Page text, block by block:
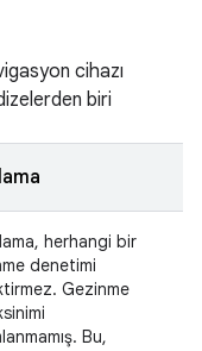
cihazı
biri
herhangi bir
denetimi
Gezinme
Bu,